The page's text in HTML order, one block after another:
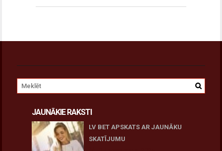
JAUNĀKIE RAKSTI
LV BET APSKATS AR JAUNĀKU
SKATĪJUMU